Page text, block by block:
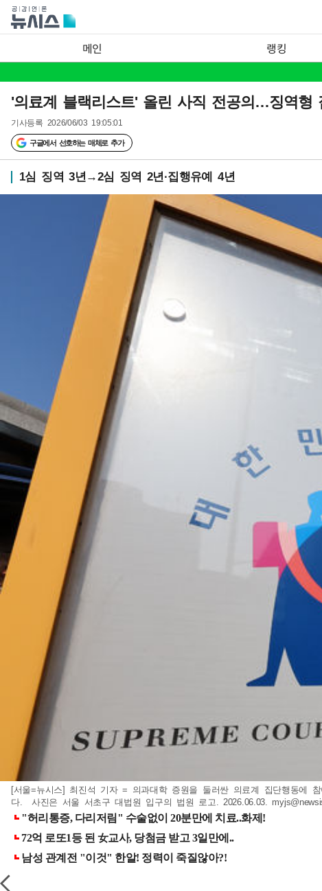
메인 랭킹
'의료계 블랙리스트' 올린 사직 전공의…징역형
기사등록 2026/06/03 19:05:01
구글에서 선호하는 매체로 추가
1심 징역 3년→2심 징역 2년·집행유예 4년
[서울=뉴시스] 최진석 기자 = 의과대학 증원을 둘러싼 의료계 집단행동에
다. 사진은 서울 서초구 대법원 입구의 법원 로고. 2026.06.03.